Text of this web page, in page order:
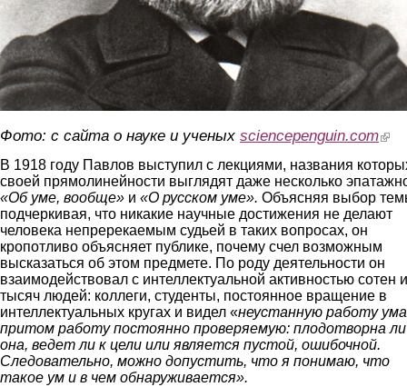
Фото: с сайта о науке и ученых sciencepenguin.com(link
В 1918 году Павлов выступил с лекциями, названия
своей прямолинейности выглядят даже несколько
«Об уме, вообще» и «О русском уме». Объясняя выбор
подчеркивая, что никакие научные достижения не делают
человека непререкаемым судьей в таких вопросах, он
кропотливо объясняет публике, почему счел возможным
высказаться об этом предмете. По роду деятельности он
взаимодействовал с интеллектуальной активностью сотен и
тысяч людей: коллеги, студенты, постоянное вращение в
интеллектуальных кругах и видел «неустанную работу
притом работу постоянно проверяемую: плодотворна ли
она, ведет ли к цели или является пустой, ошибочной.
Следовательно, можно допустить, что я понимаю, что
такое ум и в чем обнаруживается».